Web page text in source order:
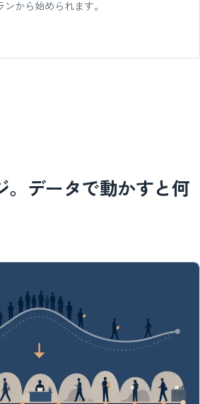
から始められます。
。データで動かすと何